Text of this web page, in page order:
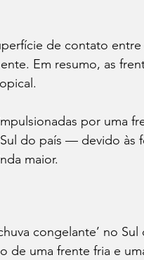
de contato entre
Em resumo, as
por uma
do país — devido às
maior.
congelante’ no Sul
de uma frente fria e